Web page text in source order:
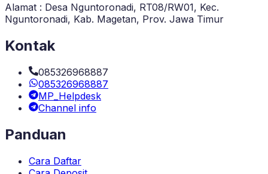
Alamat : Desa Nguntoronadi, RT08/RW01, Kec.
Nguntoronadi, Kab. Magetan, Prov. Jawa Timur
Kontak
085326968887
085326968887
MP_Helpdesk
Channel info
Panduan
Cara Daftar